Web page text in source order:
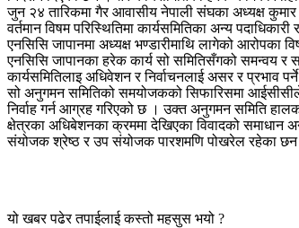
जुन २४ तारिकमा गैर आवासीय नेपाली संघका अध्यक्ष कुमार
वर्तमान विषम परिस्थितिमा कार्यसमितिका अन्य
एनसिसि जापानमा अध्यक्ष भण्डारीमाथि लागेको आरोपका
एनसिसि जापानका हरेक कार्य सो समितिसँगको समन्वय र
कार्यसमितिलाइ अधिवेशन र निर्वाचनलाई असर र प्रभाव
सो अनुगमन समितिको समयोजकको सिफारिसमा आईसीसीले
निर्वाह गर्न आग्रह गरिएको छ । उक्त अनुगमन समिति
क्षेत्रका अधिबेशनका क्रममा देखिएका विवादको समाधान
संयोजक श्रेष्ठ र उप संयोजक पारशमणि पोखरेल रहेका
यो खबर पढेर तपाईलाई कस्तो महसुस भयो ?